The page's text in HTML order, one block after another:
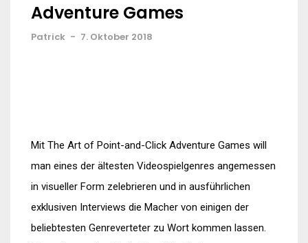
Adventure Games
Patrick - 7. Oktober 2018
Mit The Art of Point-and-Click Adventure Games will
man eines der ältesten Videospielgenres angemessen
in visueller Form zelebrieren und in ausführlichen
exklusiven Interviews die Macher von einigen der
beliebtesten Genreverteter zu Wort kommen lassen.